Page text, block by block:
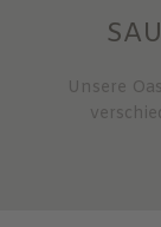
Unsere